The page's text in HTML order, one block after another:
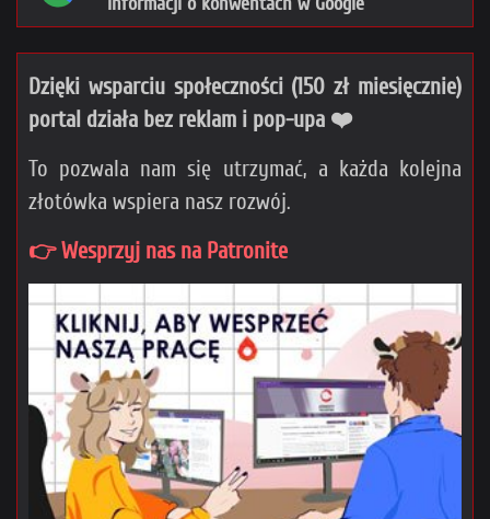
Dzięki wsparciu społeczności (150 zł miesięcznie)
portal działa bez reklam i pop-upa ❤️
To pozwala nam się utrzymać, a każda kolejna
złotówka wspiera nasz rozwój.
👉 Wesprzyj nas na Patronite